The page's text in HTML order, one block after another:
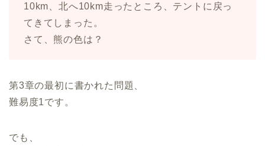
10km、北へ10km走ったところ、テントに戻っ
てきてしまった。
さて、熊の色は？
第3章の最初に書かれた問題、
難易度1です。
でも、